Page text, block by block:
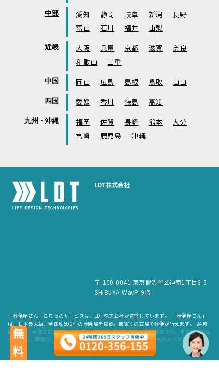
中部 愛知 静岡 岐阜 新潟
長野
富山
石川 福井 山梨
近畿 大阪 兵庫 京都 滋賀
奈良
和歌山
三重
中国 岡山 広島 島根 鳥取 山口
四国 愛媛 香川 徳島 高知
九州・沖縄 福岡 佐賀 長崎 熊本
大分
宮崎
鹿児島 沖縄
LDT株式会社
〒 150-0041 東京都渋谷区神南1丁目6-5
SHIBUYA WayP 9階
「葬儀屋さん」こちらのサービスは、LDT株式会社が運営しています。 「葬儀屋さん」
は、日本最大級、全国6,500件の葬儀場を掲載。最寄りの式場で葬儀が行えます。 24時
間365日・全国対応。スタッフが待機していますので、早朝でも深夜でも、まずはお電話
ください。 葬儀のご依頼だけでなく、お見積もりや費用のご相談も無料で承ります。
copyright © LDT.Co.Ltd. All Rights Reserved.
無料